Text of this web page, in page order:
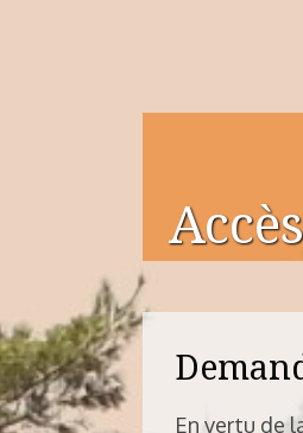
Vous
En vertu de